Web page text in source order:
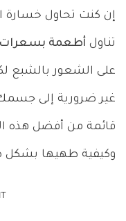
إن كنت تحاول خسارة
تناول أطعمة بسعرات
على الشعور بالشبع
غير ضرورية إلى
قائمة من أفضل هذه
وكيفية طهيها